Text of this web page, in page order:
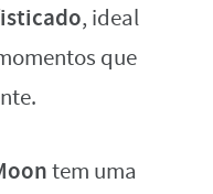
, ideal
que
tem uma